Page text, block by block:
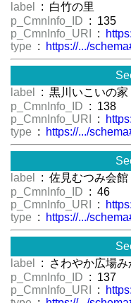
label
: 白竹の里
p_CmnInfo_ID : 135
p_CmnInfo_URI
:
type : https://.../
label
: 黒川いこいの家
p_CmnInfo_ID : 138
p_CmnInfo_URI
:
type : https://.../
label
: 佐見むつみ会館
p_CmnInfo_ID : 46
p_CmnInfo_URI
:
type : https://.../
label
: さわやか広場み
p_CmnInfo_ID : 137
p_CmnInfo_URI
: